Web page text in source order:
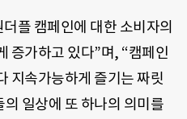
플 캠페인에 대한 소비자의
증가하고 있다”며, “캠페인
지속가능하게 즐기는 짜릿
일상에 또 하나의 의미를